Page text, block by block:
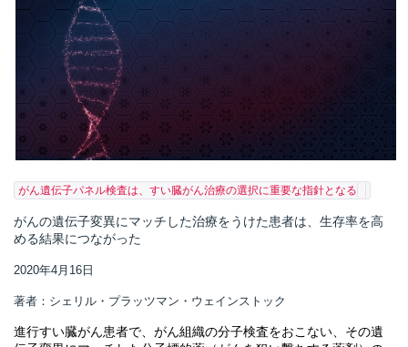
がん遺伝子パネル検査は、すい臓がん治療の選択に重要な指針となる
がんの遺伝子変異にマッチした治療をうけた患者は、生存率を高
める結果につながった
2020年4月16日
著者：シェリル・プラッツマン・ウェインストック
進行すい臓がん患者で、がん組織の分子検査をおこない、その遺